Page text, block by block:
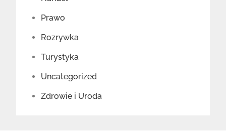
Prawo
Rozrywka
Turystyka
Uncategorized
Zdrowie i Uroda